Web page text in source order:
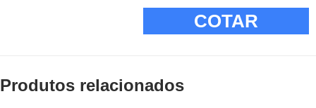
COTAR
Produtos relacionados